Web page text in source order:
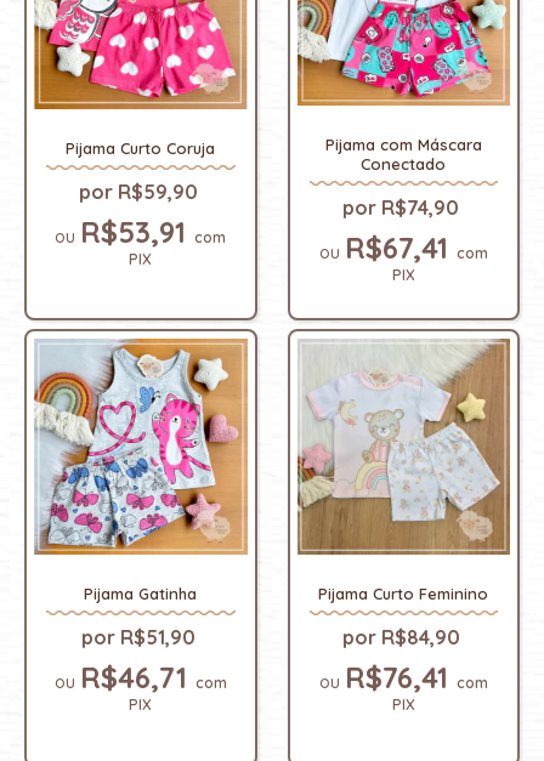
Pijama Curto Coruja
R$59,90
R$53,91com
PIX
Pijama com Máscara
Conectado
R$74,90
R$67,41 com
PIX
Pijama Gatinha
R$51,90
R$46,71 com
PIX
Pijama Curto Feminino
R$84,90
R$76,41 com
PIX